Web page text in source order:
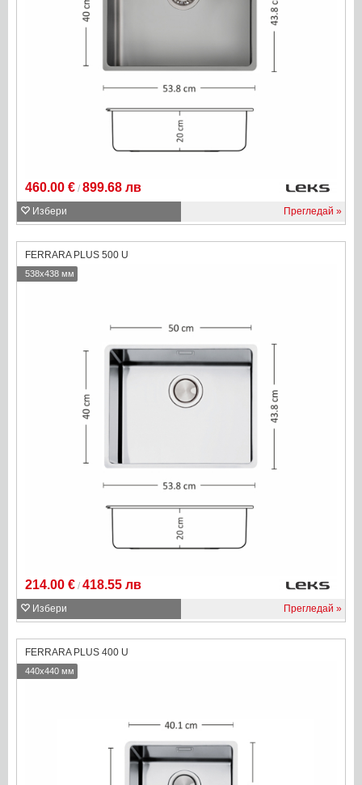
460.00 € / 899.68 лв
Избери Прегледай
FERRARA PLUS 500 U
214.00 € / 418.55 лв
Избери Прегледай
538x438 мм
FERRARA PLUS 400 U
440x440 мм